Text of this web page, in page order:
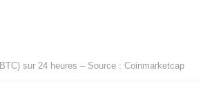
sur 24 heures – Source : Coinmarketcap